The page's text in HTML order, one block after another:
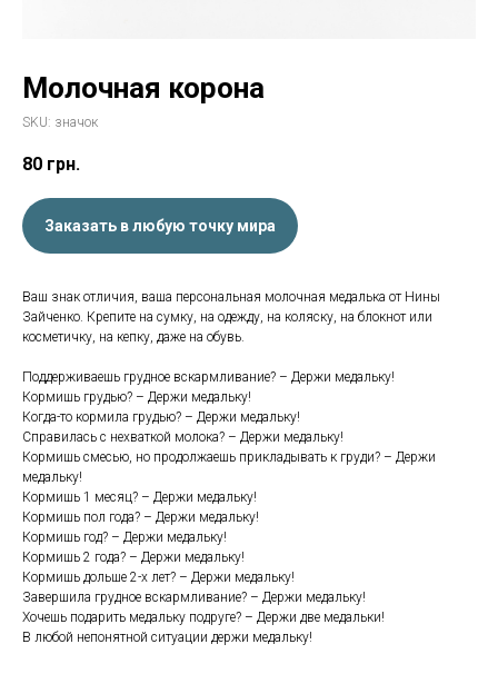
Молочная корона
SKU: значок
80 грн.
Заказать в любую точку мира
Ваш знак отличия, ваша персональная молочная медалька от Нины
Зайченко. Крепите на сумку, на одежду, на коляску, на блокнот или
косметичку, на кепку, даже на обувь.
Поддерживаешь грудное вскармливание? – Держи медальку!
Кормишь грудью? – Держи медальку!
Когда-то кормила грудью? – Держи медальку!
Справилась с нехваткой молока? – Держи медальку!
Кормишь смесью, но продолжаешь прикладывать к груди? – Держи
медальку!
Кормишь 1 месяц? – Держи медальку!
Кормишь пол года? – Держи медальку!
Кормишь год? – Держи медальку!
Кормишь 2 года? – Держи медальку!
Кормишь дольше 2-х лет? – Держи медальку!
Завершила грудное вскармливание? – Держи медальку!
Хочешь подарить медальку подруге? – Держи две медальки!
В любой непонятной ситуации держи медальку!